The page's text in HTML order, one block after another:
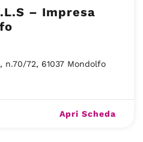
– Impresa
n.70/72, 61037 Mondolfo
Apri Scheda